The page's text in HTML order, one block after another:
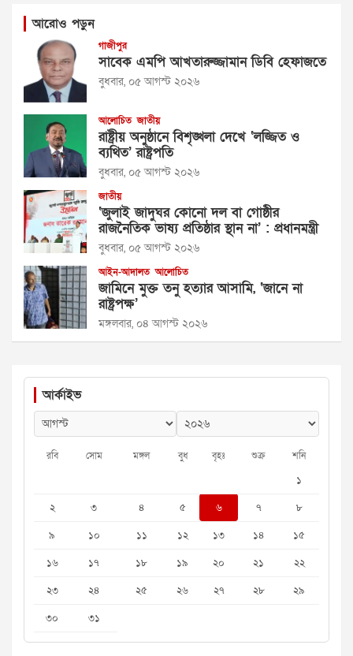
আরোও পড়ুন
গাজীপুর
সাবেক এমপি আখতারুজ্জামান ডিবি হেফাজতে
বুধবার, ০৫ আগস্ট ২০২৬
আলোচিত জাতীয়
রাষ্ট্রীয় অনুষ্ঠানে বিশৃঙ্খলা দেখে ‘লজ্জিত ও
ব্যথিত’ রাষ্ট্রপতি
বুধবার, ০৫ আগস্ট ২০২৬
জাতীয়
‘জুলাই জাদুঘর কোনো দল বা গোষ্ঠীর
রাজনৈতিক ভাষ্য প্রতিষ্ঠার স্থান না’ : প্রধানমন্ত্রী
বুধবার, ০৫ আগস্ট ২০২৬
আইন-আদালত আলোচিত
জামিনে মুক্ত তনু হত্যার আসামি, ‘জানে না
রাষ্ট্রপক্ষ’
মঙ্গলবার, ০৪ আগস্ট ২০২৬
আর্কাইভ
রবি সোম মঙ্গল বুধ বৃহঃ শুক্র শনি
১
২
৩ ৪ ৫ ৬ ৭
৮
৯
১০ ১১ ১২ ১৩ ১৪
১৫
১৬
১৭ ১৮ ১৯ ২০ ২১
২২
২৩
২৪ ২৫ ২৬ ২৭ ২৮
২৯
৩০
৩১